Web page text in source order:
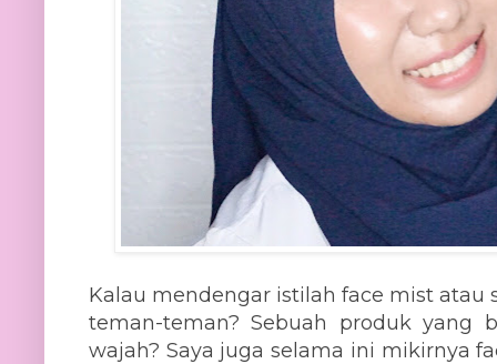
Kalau mendengar istilah face mist atau
teman-teman? Sebuah produk yang
wajah? Saya juga selama ini mikirnya